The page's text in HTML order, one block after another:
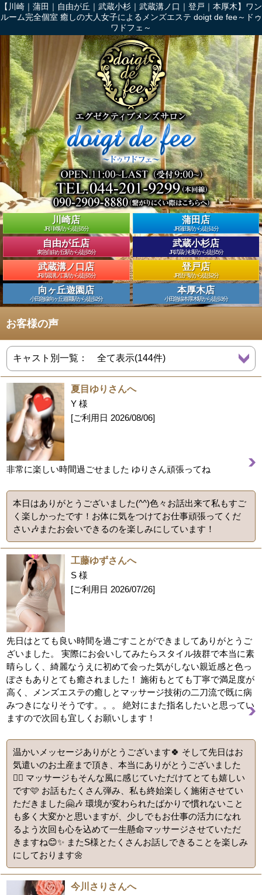
【川崎｜蒲田｜自由が丘｜武蔵小杉｜武蔵溝ノ口｜登戸｜本厚木】ワン
ルーム完全個室 癒しの大人女子によるメンズエステ doigt de fee～ドゥ
ワドフェ～
川崎店
JR川崎駅から徒歩5分
蒲田店
JR蒲田駅から徒歩1分
自由が丘店
東急自由が丘駅から徒歩5分
武蔵小杉店
JR武蔵小杉駅から徒歩5分
武蔵溝ノ口店
JR武蔵溝ノ口駅から徒歩5分
登戸店
JR登戸駅から徒歩2分
向ヶ丘遊園店
小田急線向ヶ丘遊園駅から徒歩2分
本厚木店
小田急線本厚木駅から徒歩3分
お客様の声
夏目ゆりさんへ
Y 様
[ご利用日 2026/08/06]
非常に楽しい時間過ごせました ゆりさん頑張ってね
本日はありがとうございました(^^)色々お話出来て私もすご
く楽しかったです！お体に気をつけてお仕事頑張ってくだ
さい🎶またお会いできるのを楽しみにしています！
工藤ゆずさんへ
S 様
[ご利用日 2026/07/26]
先日はとても良い時間を過ごすことができましてありがとうご
ざいました。 実際にお会いしてみたらスタイル抜群で本当に素
晴らしく、綺麗なうえに初めて会った気がしない親近感と色っ
ぽさもありとても癒されました！ 施術もとても丁寧で満足度が
高く、メンズエステの癒しとマッサージ技術の二刀流で既に病
みつきになりそうです。。。 絶対にまた指名したいと思ってい
ますので次回も宜しくお願いします！
温かいメッセージありがとうございます🍀 そして先日はお
気遣いのお土産まで頂き、本当にありがとうございました
🙇‍♀️ マッサージもそんな風に感じていただけてとても嬉しい
です🩷 お話もたくさん弾み、私も終始楽しく施術させてい
ただきました🤗🎶 環境が変わられたばかりで慣れないこと
も多く大変かと思いますが、少しでもお仕事の活力になれ
るよう次回も心を込めて一生懸命マッサージさせていただ
きますね😊✨️ またS様とたくさんお話しできることを楽しみ
にしております🌼
今川さりさんへ